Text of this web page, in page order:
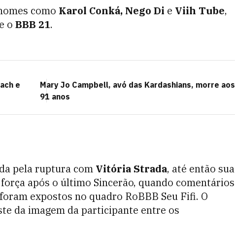
como Karol Conká, Nego Di e Viih Tube,
o BBB 21.
e
Mary Jo Campbell, avó das Kardashians, morre aos
91 anos
pela ruptura com Vitória Strada, até então sua
após o último Sincerão, quando comentários
expostos no quadro RoBBB Seu Fifi. O
da imagem da participante entre os